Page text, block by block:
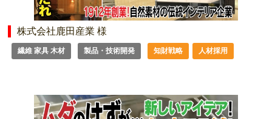
株式会社鹿田産業 様
繊維 家具 木材 製品・技術開発 知財戦略 人材採用